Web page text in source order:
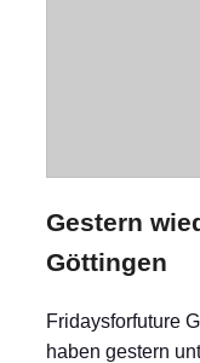
Gestern
Göttingen
Fridaysforfuture
haben gestern